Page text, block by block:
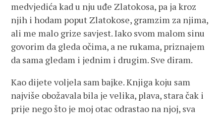
medvjedića kad u nju uđe Zlatokosa, pa ja kroz
njih i hodam poput Zlatokose, gramzim za njima,
ali me malo grize savjest. Iako svom malom sinu
govorim da gleda očima, a ne rukama, priznajem
da sama gledam i jednim i drugim. Sve diram.
Kao dijete voljela sam bajke. Knjiga koju sam
najviše obožavala bila je velika, plava, stara čak i
prije nego što je moj otac odrastao na njoj, sva